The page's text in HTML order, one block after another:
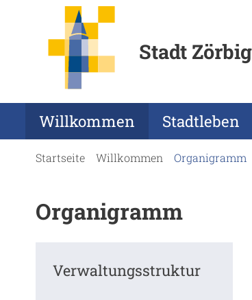
Stadt Zörbig
Willkommen Stadtleben
Startseite Willkommen Organigramm
Organigramm
Verwaltungsstruktur